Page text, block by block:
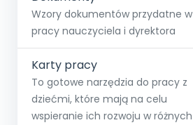
Wzory dokumentów przydatne w
pracy nauczyciela i dyrektora
Karty pracy
To gotowe narzędzia do pracy z
dziećmi, które mają na celu
wspieranie ich rozwoju w różnych